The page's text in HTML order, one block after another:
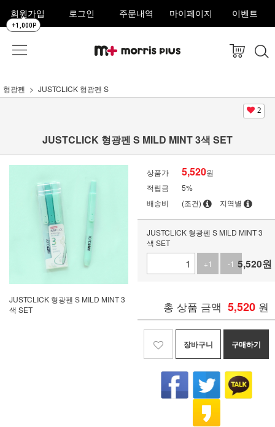
회원가입
+1,000P
로그인 주문내역 마이페이지 이벤트
형광펜 JUSTCLICK 형광펜 S
2
JUSTCLICK 형광펜 S MILD MINT 3색 SET
JUSTCLICK 형광펜 S MILD MINT 3
색 SET
상품가 5,520원
적립금
5%
배송비
(조건) 지역별
JUSTCLICK 형광펜 S MILD MINT 3
색 SET
+1
-1 5,520원
총 상품 금액 5,520 원
장바구니 구매하기